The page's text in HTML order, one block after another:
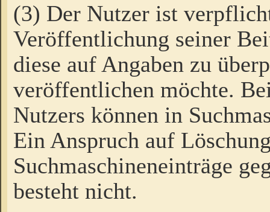
(3) Der Nutzer ist
Veröffentlichung seiner
diese auf Angaben zu
veröffentlichen möchte.
Nutzers können in
Ein Anspruch auf
Suchmaschineneinträge
besteht nicht.